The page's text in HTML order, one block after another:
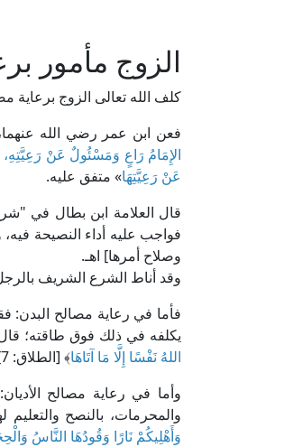
الزوج مأمور
كلف الله تعالى الزوج برعاية
فعن ابن عمر رضي الله
الإِمَامُ رَاعٍ وَمَسْئُولٌ عَنْ
عَنْ رَعِيَّتِهَا» متفق عليه.
فواجب عليه أداء النصيحة
وصلاح أمرها] اهـ.
وقد أناط الشرع الشريف
فأما في رعاية مصالح البدن:
يكلفه في ذلك فوق طاقته؛
اللهُ نَفْسًا إِلَّا مَا آتَاهَا﴾ [الطلاق: 7].
وأما في رعاية مصالح
والمحرمات، بالنصح
وَأَهْلِيكُمْ نَارًا وَقُودُهَا النَّاسُ